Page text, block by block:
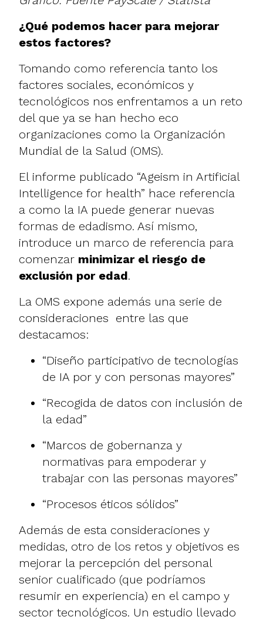
¿Qué podemos hacer para mejorar
estos factores?
Tomando como referencia tanto los
factores sociales, económicos y
tecnológicos nos enfrentamos a un reto
del que ya se han hecho eco
organizaciones como la Organización
Mundial de la Salud (OMS).
El informe publicado “Ageism in Artificial
Intelligence for health” hace referencia
a como la IA puede generar nuevas
formas de edadismo. Así mismo,
introduce un marco de referencia para
comenzar minimizar el riesgo de
exclusión por edad.
La OMS expone además una serie de
consideraciones entre las que
destacamos:
“Diseño participativo de tecnologías
de IA por y con personas mayores”
“Recogida de datos con inclusión de
la edad”
“Marcos de gobernanza y
normativas para empoderar y
trabajar con las personas mayores”
“Procesos éticos sólidos”
Además de esta consideraciones y
medidas, otro de los retos y objetivos es
mejorar la percepción del personal
senior cualificado (que podríamos
resumir en experiencia) en el campo y
sector tecnológicos. Un estudio llevado